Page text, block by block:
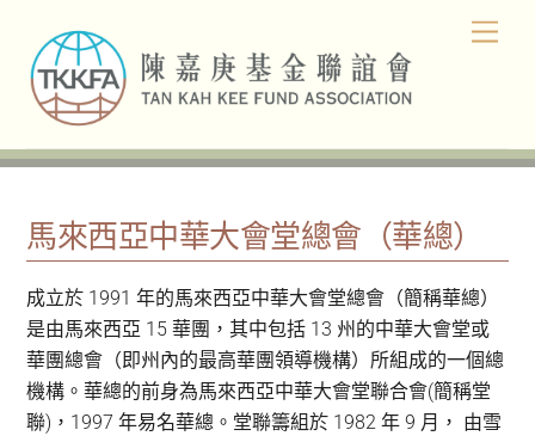
content
馬來西亞中華大會堂總會（華總）
成立於 1991 年的馬來西亞中華大會堂總會（簡稱華總）
是由馬來西亞 15 華團，其中包括 13 州的中華大會堂或
華團總會（即州內的最高華團領導機構）所組成的一個總
機構。華總的前身為馬來西亞中華大會堂聯合會(簡稱堂
聯)，1997 年易名華總。堂聯籌組於 1982 年 9 月， 由雪